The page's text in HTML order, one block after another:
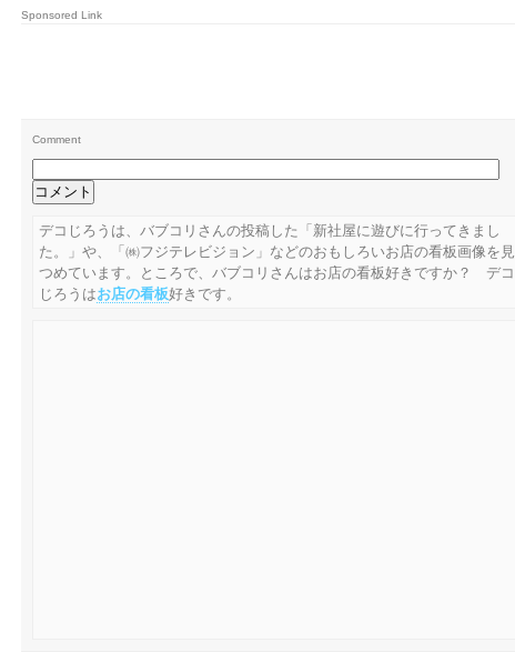
Sponsored Link
Comment
デコじろうは、バブコリさんの投稿した「新社屋に遊びに行ってきまし
た。」や、「㈱フジテレビジョン」などのおもしろいお店の看板画像を見
つめています。ところで、バブコリさんはお店の看板好きですか？ デコ
じろうはお店の看板好きです。